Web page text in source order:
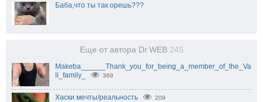
Баба,что ты так орешь???
Еще от автора Dr.WEB 245
Makeba______Thank_you_for_being_a_member_of_the_Va
li_family_
369
Хаски мечты/реальность⁠⁠ 209